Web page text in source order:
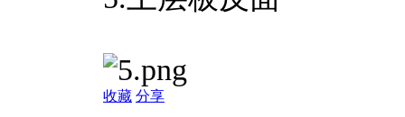
收藏 分享